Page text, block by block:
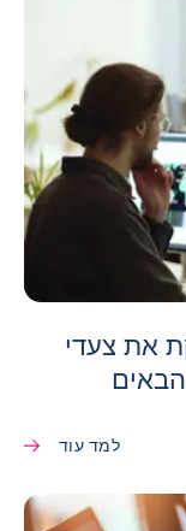
את צעדי
למד עוד